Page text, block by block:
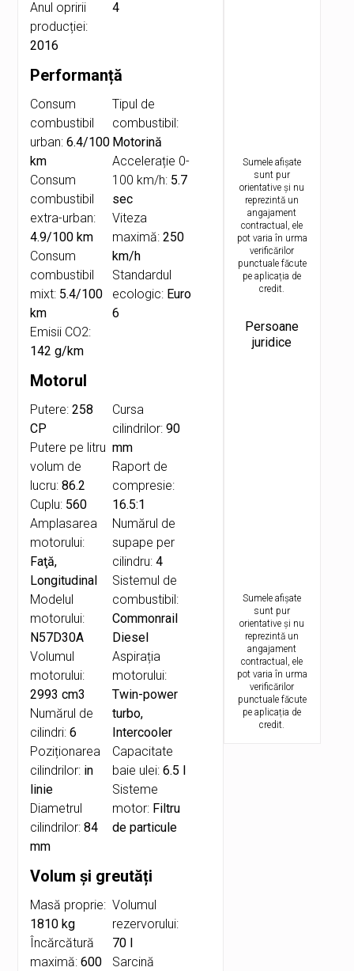
Anul opririi
producției:
2016
4
Performanță
Consum
combustibil
urban:6.4/100
km
Consum
combustibil
extra-urban:
4.9/100 km
Consum
combustibil
mixt: 5.4/100
km
Emisii CO2:
142 g/km
Tipul de
combustibil:
Motorină
Accelerație 0-
100 km/h: 5.7
sec
Viteza
maximă:250
km/h
Standardul
ecologic: Euro
6
Motorul
Putere:258
CP
Putere pe litru
volum de
lucru:86.2
Cuplu: 560
Amplasarea
motorului:
Faţă,
Longitudinal
Modelul
motorului:
N57D30A
Volumul
motorului:
2993 cm3
Numărul de
cilindri:6
Poziționarea
cilindrilor: in
linie
Diametrul
cilindrilor:84
mm
Cursa
cilindrilor:90
mm
Raport de
compresie:
16.5:1
Numărul de
supape per
cilindru:4
Sistemul de
combustibil:
Commonrail
Diesel
Aspirația
motorului:
Twin-power
turbo,
Intercooler
Capacitate
baie ulei:6.5 l
Sisteme
motor: Filtru
de particule
Volum și greutăți
Masă proprie:
1810 kg
Încărcătură
maximă:600
Volumul
rezervorului:
70 l
Sarcină
Sumele afișate
sunt pur
orientative și nu
reprezintă un
angajament
contractual, ele
pot varia în urma
verificărilor
punctuale făcute
pe aplicația de
credit.
Persoane
juridice
Sumele afișate
sunt pur
orientative și nu
reprezintă un
angajament
contractual, ele
pot varia în urma
verificărilor
punctuale făcute
pe aplicația de
credit.